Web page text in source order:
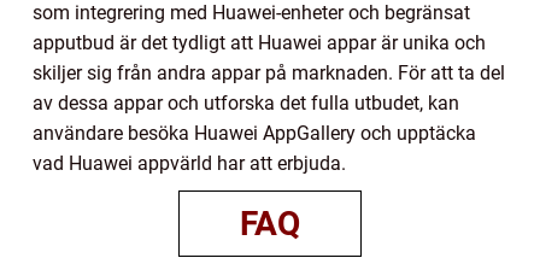
som integrering med Huawei-enheter och begränsat
apputbud är det tydligt att Huawei appar är unika och
skiljer sig från andra appar på marknaden. För att ta del
av dessa appar och utforska det fulla utbudet, kan
användare besöka Huawei AppGallery och upptäcka
vad Huawei appvärld har att erbjuda.
FAQ